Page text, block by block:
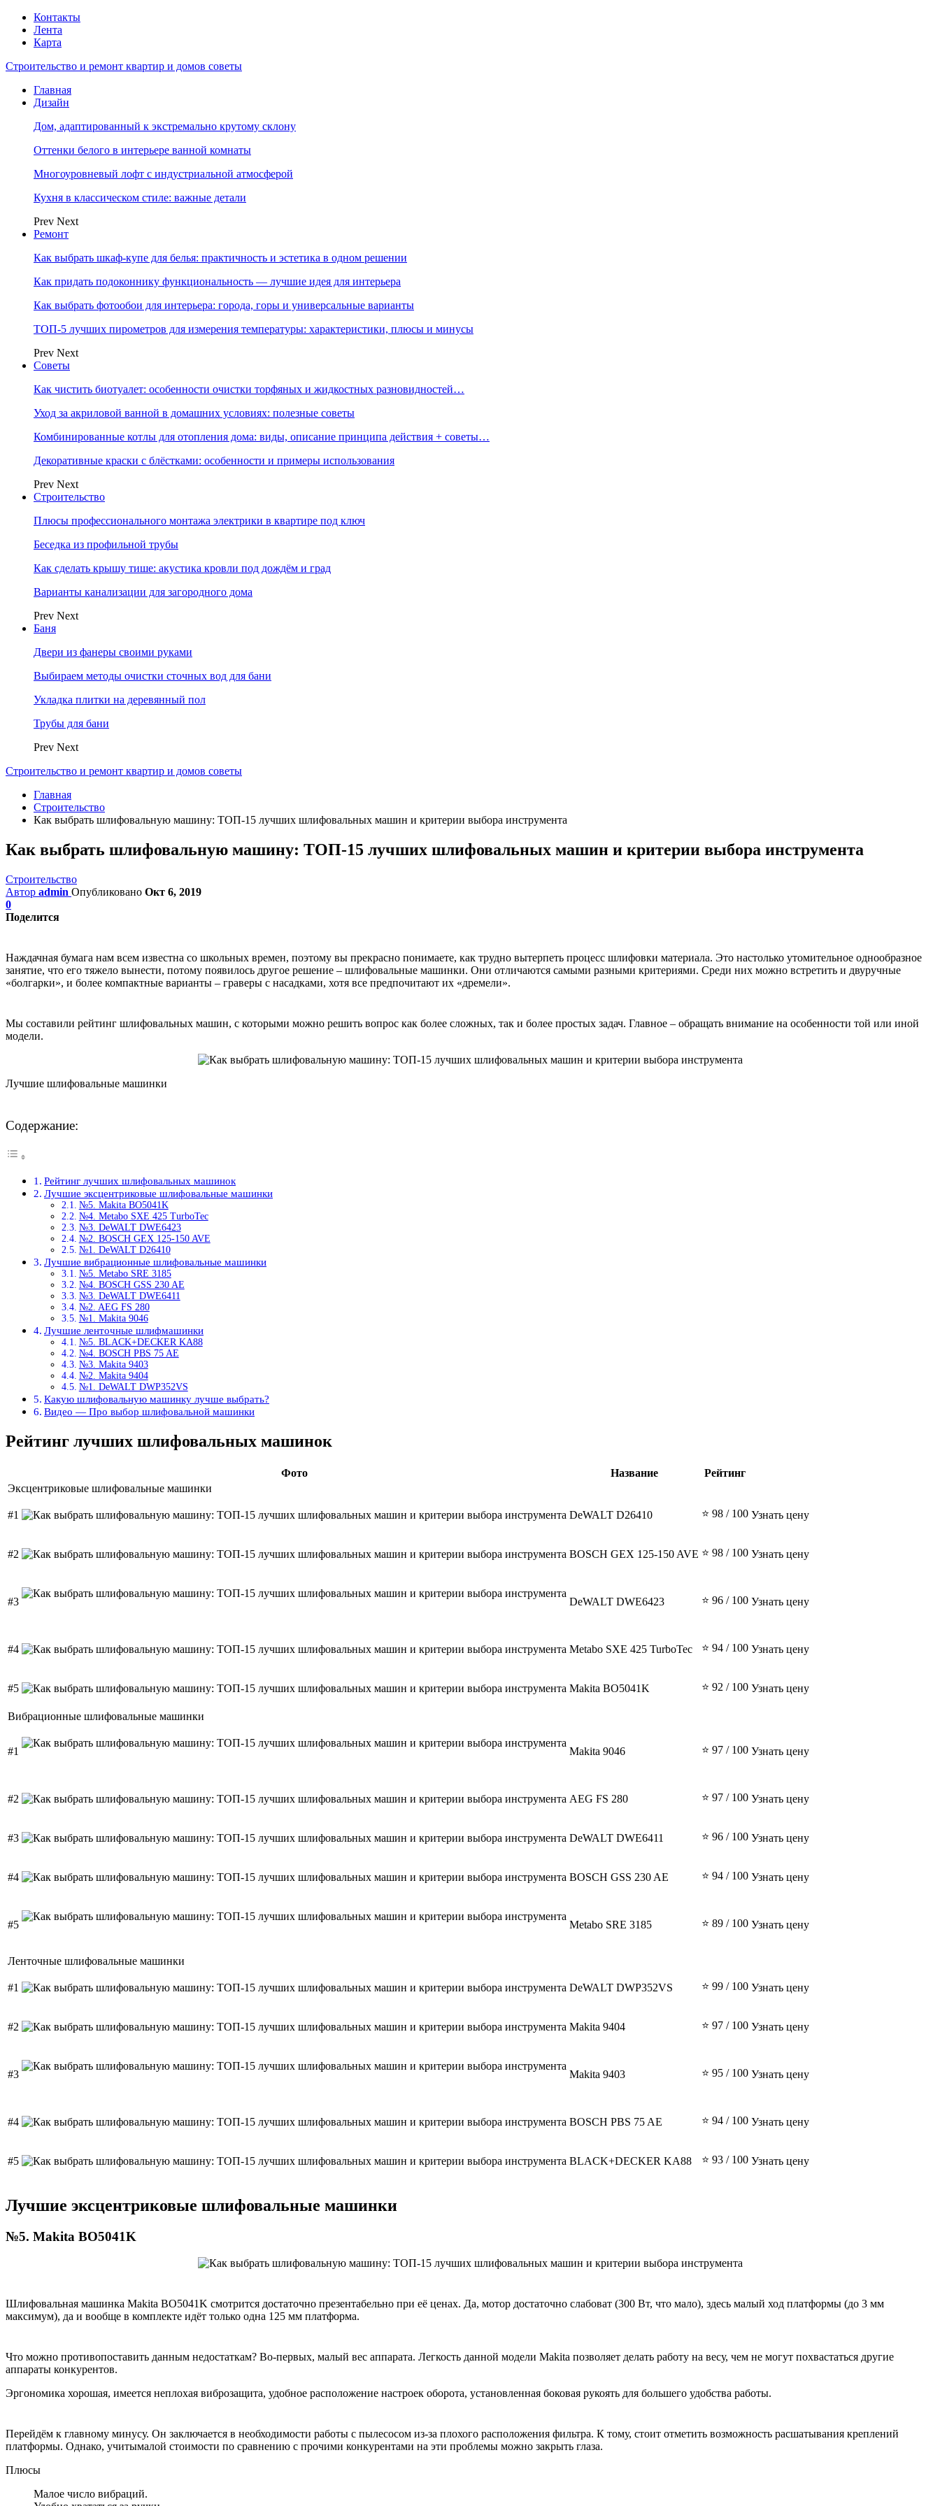
Контакты
Лента
Карта
Строительство и ремонт квартир и домов советы
Главная
Дизайн
Дом, адаптированный к экстремально крутому склону
Оттенки белого в интерьере ванной комнаты
Многоуровневый лофт с индустриальной атмосферой
Кухня в классическом стиле: важные детали
Prev Next
Ремонт
Как выбрать шкаф-купе для белья: практичность и эстетика в одном решении
Как придать подоконнику функциональность — лучшие идея для интерьера
Как выбрать фотообои для интерьера: города, горы и универсальные варианты
ТОП-5 лучших пирометров для измерения температуры: характеристики, плюсы и минусы
Prev Next
Советы
Как чистить биотуалет: особенности очистки торфяных и жидкостных разновидностей…
Уход за акриловой ванной в домашних условиях: полезные советы
Комбинированные котлы для отопления дома: виды, описание принципа действия + советы…
Декоративные краски с блёстками: особенности и примеры использования
Prev Next
Строительство
Плюсы профессионального монтажа электрики в квартире под ключ
Беседка из профильной трубы
Как сделать крышу тише: акустика кровли под дождём и град
Варианты канализации для загородного дома
Prev Next
Баня
Двери из фанеры своими руками
Выбираем методы очистки сточных вод для бани
Укладка плитки на деревянный пол
Трубы для бани
Prev Next
Строительство и ремонт квартир и домов советы
Главная
Строительство
Как выбрать шлифовальную машину: ТОП-15 лучших шлифовальных машин и критерии выбора инструмента
Как выбрать шлифовальную машину: ТОП-15 лучших шлифовальных машин и критерии выбора инструмента
Строительство
Автор admin Опубликовано Окт 6, 2019
0
Поделится
Наждачная бумага нам всем известна со школьных времен, поэтому вы прекрасно понимаете, как трудно вытерпеть процесс шлифовки материала. Это настолько утомительное однообразное
занятие, что его тяжело вынести, потому появилось другое решение – шлифовальные машинки. Они отличаются самыми разными критериями. Среди них можно встретить и двуручные
«болгарки», и более компактные варианты – граверы с насадками, хотя все предпочитают их «дремели».
Мы составили рейтинг шлифовальных машин, с которыми можно решить вопрос как более сложных, так и более простых задач. Главное – обращать внимание на особенности той или иной
модели.
Лучшие шлифовальные машинки
Содержание:
Рейтинг лучших шлифовальных машинок
Лучшие эксцентриковые шлифовальные машинки
№5. Makita BO5041K
№4. Metabo SXE 425 TurboTec
№3. DeWALT DWE6423
№2. BOSCH GEX 125-150 AVE
№1. DeWALT D26410
Лучшие вибрационные шлифовальные машинки
№5. Metabo SRE 3185
№4. BOSCH GSS 230 AE
№3. DeWALT DWE6411
№2. AEG FS 280
№1. Makita 9046
Лучшие ленточные шлифмашинки
№5. BLACK+DECKER KA88
№4. BOSCH PBS 75 AE
№3. Makita 9403
№2. Makita 9404
№1. DeWALT DWP352VS
Какую шлифовальную машинку лучше выбрать?
Видео — Про выбор шлифовальной машинки
Рейтинг лучших шлифовальных машинок
Фото Название
Рейтинг
Эксцентриковые шлифовальные машинки
#1 DeWALT D26410 ⭐ 98 / 100 Узнать цену
#2 BOSCH GEX 125-150 AVE ⭐ 98 / 100 Узнать цену
#3 DeWALT DWE6423 ⭐ 96 / 100 Узнать цену
#4 Metabo SXE 425 TurboTec ⭐ 94 / 100 Узнать цену
#5 Makita BO5041K ⭐ 92 / 100 Узнать цену
Вибрационные шлифовальные машинки
#1 Makita 9046 ⭐ 97 / 100 Узнать цену
#2 AEG FS 280 ⭐ 97 / 100 Узнать цену
#3 DeWALT DWE6411 ⭐ 96 / 100 Узнать цену
#4 BOSCH GSS 230 AE ⭐ 94 / 100 Узнать цену
#5 Metabo SRE 3185 ⭐ 89 / 100 Узнать цену
Ленточные шлифовальные машинки
#1 DeWALT DWP352VS ⭐ 99 / 100 Узнать цену
#2 Makita 9404 ⭐ 97 / 100 Узнать цену
#3 Makita 9403 ⭐ 95 / 100 Узнать цену
#4 BOSCH PBS 75 AE ⭐ 94 / 100 Узнать цену
#5 BLACK+DECKER KA88 ⭐ 93 / 100 Узнать цену
Лучшие эксцентриковые шлифовальные машинки
№5. Makita BO5041K
Шлифовальная машинка Makita BO5041K смотрится достаточно презентабельно при её ценах. Да, мотор достаточно слабоват (300 Вт, что мало), здесь малый ход платформы (до 3 мм
максимум), да и вообще в комплекте идёт только одна 125 мм платформа.
Что можно противопоставить данным недостаткам? Во-первых, малый вес аппарата. Легкость данной модели Makita позволяет делать работу на весу, чем не могут похвастаться другие
аппараты конкурентов.
Эргономика хорошая, имеется неплохая виброзащита, удобное расположение настроек оборота, установленная боковая рукоять для большего удобства работы.
Перейдём к главному минусу. Он заключается в необходимости работы с пылесосом из-за плохого расположения фильтра. К тому, стоит отметить возможность расшатывания креплений
платформы. Однако, учитымалой стоимости по сравнению с прочими конкурентами на эти проблемы можно закрыть глаза.
Плюсы
Малое число вибраций.